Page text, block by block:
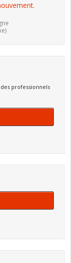
professionnels